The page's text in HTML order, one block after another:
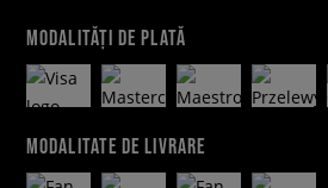
MODALITĂȚI DE PLATĂ
MODALITATE DE LIVRARE